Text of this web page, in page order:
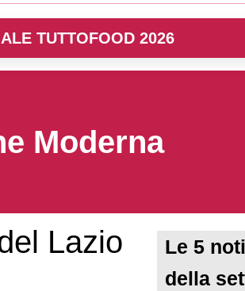
TUTTOFOOD 2026
Moderna
Lazio
Le 5
della